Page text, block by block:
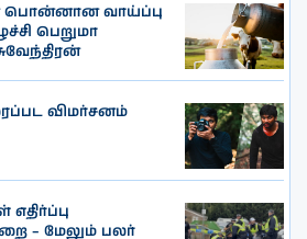
வாய்ப்பு
பெறுமா
விமர்சனம்
– மேலும் பலர்